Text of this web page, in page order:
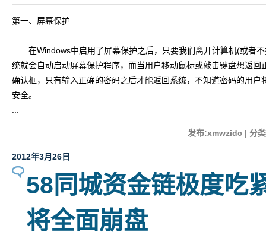
第一、屏幕保护
在Windows中启用了屏幕保护之后，只要我们离开计算机(或者不
统就会自动启动屏幕保护程序，而当用户移动鼠标或敲击键盘想返
确认框，只有输入正确的密码之后才能返回系统，不知道密码的用户
安全。
发布:xmwzidc | 分
2012年3月26日
58同城资金链极度吃
将全面崩盘